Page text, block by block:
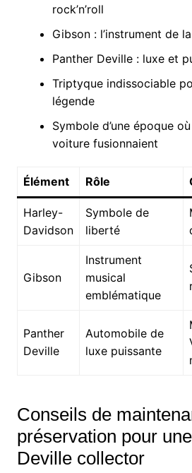
rock’n’roll
Gibson : l’instrument de
Panther Deville : luxe et
Triptyque indissociable
légende
Symbole d’une époque
voiture fusionnaient
Élément Rôle
Harley-
Davidson
Symbole de
liberté
Gibson
Instrument
musical
emblématique
Panther
Deville
Automobile de
luxe puissante
Conseils de
préservation pour
Deville collector